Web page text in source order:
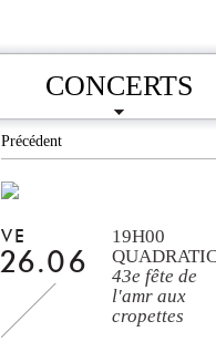
CONCERTS
Précédent
VE
26.06
19H00
43e fête de
l'amr aux
cropettes